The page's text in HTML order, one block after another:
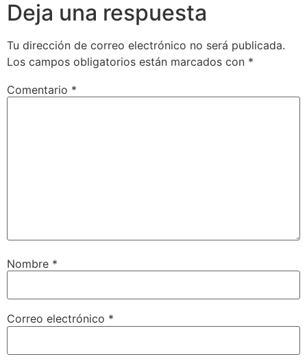
Deja una respuesta
Tu dirección de correo electrónico no será publicada.
Los campos obligatorios están marcados con *
Comentario *
Nombre *
Correo electrónico *